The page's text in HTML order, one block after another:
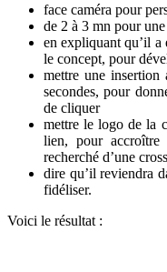
face caméra pour
de 2 à 3 mn pour
en expliquant qu’il a
le concept, pour
mettre une
secondes, pour
de cliquer
mettre le logo de la
lien, pour accroître
recherché d’une
dire qu’il reviendra
fidéliser.
Voici le résultat :